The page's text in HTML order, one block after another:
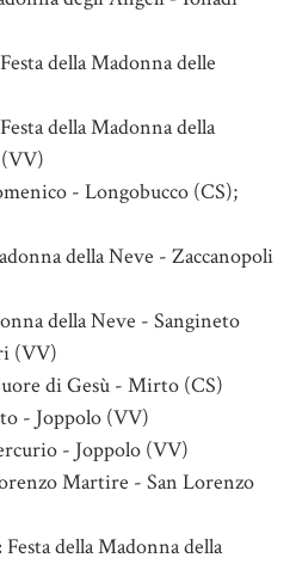
Festa della Madonna delle
Festa della Madonna della
- Longobucco (CS);
della Neve - Zaccanopoli
della Neve - Sangineto
(VV)
di Gesù - Mirto (CS)
- Joppolo (VV)
- Joppolo (VV)
Martire - San Lorenzo
Festa della Madonna della